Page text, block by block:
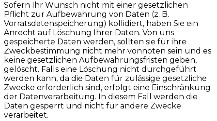
Sofern Ihr Wunsch nicht mit einer gesetzlichen
Pflicht zur Aufbewahrung von Daten (z. B.
Vorratsdatenspeicherung) kollidiert, haben Sie ein
Anrecht auf Löschung Ihrer Daten. Von uns
gespeicherte Daten werden, sollten sie für ihre
Zweckbestimmung nicht mehr vonnöten sein und es
keine gesetzlichen Aufbewahrungsfristen geben,
gelöscht. Falls eine Löschung nicht durchgeführt
werden kann, da die Daten für zulässige gesetzliche
Zwecke erforderlich sind, erfolgt eine Einschränkung
der Datenverarbeitung. In diesem Fall werden die
Daten gesperrt und nicht für andere Zwecke
verarbeitet.